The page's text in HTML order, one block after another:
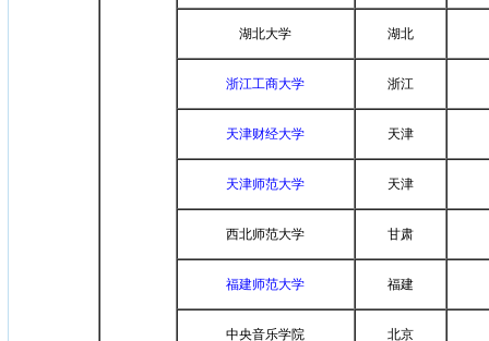
湖北大学 湖北
浙江工商大学 浙江
天津财经大学 天津
天津师范大学 天津
西北师范大学 甘肃
福建师范大学 福建
中央音乐学院 北京